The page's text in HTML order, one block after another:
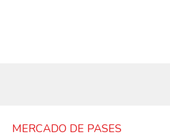
MERCADO DE PASES